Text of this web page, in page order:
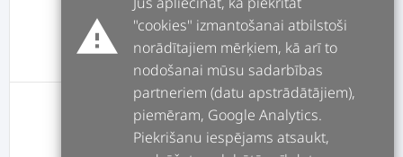
messageОТЗЫВЫ
У этого пользователя пока нет оценок
warning
"cookies" izmantošanai atbilstoši
norādītajiem mērķiem, kā arī to
nodošanai mūsu sadarbības
partneriem (datu apstrādātājiem),
piemēram, Google Analytics.
Piekrišanu iespējams atsaukt,